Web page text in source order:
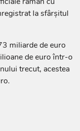
la sfârșitul
miliarde de euro
de euro într-o
trecut, acestea